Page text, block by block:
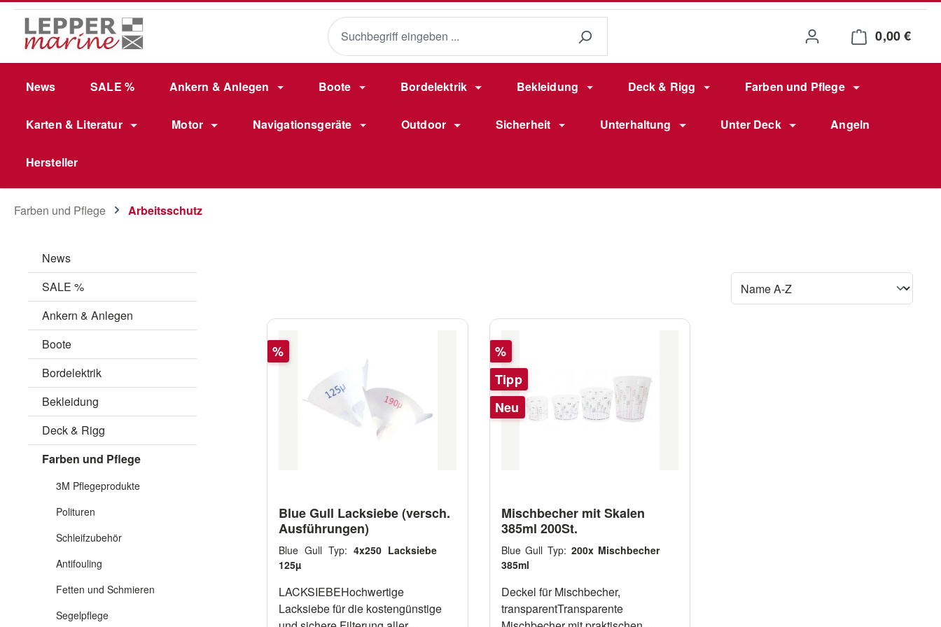
Hauptinhalt springen
Zur Suche springen
Zur Hauptnavigation springen
0,00 €
News SALE % Ankern & Anlegen Boote Bordelektrik Bekleidung Deck & Rigg Farben und Pflege
Karten & Literatur Motor Navigationsgeräte Outdoor Sicherheit Unterhaltung Unter Deck Angeln
Hersteller
Farben und Pflege Arbeitsschutz
News
SALE %
Ankern & Anlegen
Boote
Bordelektrik
Bekleidung
Deck & Rigg
Farben und Pflege
3M Pflegeprodukte
Polituren
Schleifzubehör
Antifouling
Fetten und Schmieren
Segelpflege
Rabatt
%
Blue Gull Lacksiebe (versch.
Ausführungen)
Blue Gull Typ: 4x250 Lacksiebe
125µ
LACKSIEBEHochwertige
Lacksiebe für die kostengünstige
Rabatt
%
Tipp
Neu
Mischbecher mit Skalen
385ml 200St.
Blue Gull Typ: 200x Mischbecher
385ml
Deckel für Mischbecher,
transparentTransparente